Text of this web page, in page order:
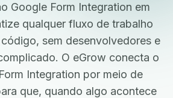
Google Form Integration em
qualquer fluxo de trabalho
sem desenvolvedores e
O eGrow conecta o
Integration por meio de
que, quando algo acontece